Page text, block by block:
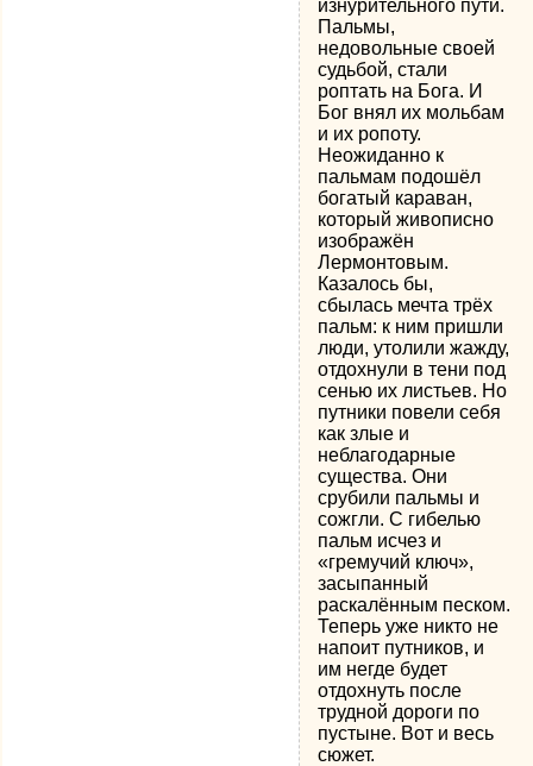
изнурительного пути.
Пальмы,
недовольные своей
судьбой, стали
роптать на Бога. И
Бог внял их мольбам
и их ропоту.
Неожиданно к
пальмам подошёл
богатый караван,
который живописно
изображён
Лермонтовым.
Казалось бы,
сбылась мечта трёх
пальм: к ним пришли
люди, утолили жажду,
отдохнули в тени под
сенью их листьев. Но
путники повели себя
как злые и
неблагодарные
существа. Они
срубили пальмы и
сожгли. С гибелью
пальм исчез и
«гремучий ключ»,
засыпанный
раскалённым песком.
Теперь уже никто не
напоит путников, и
им негде будет
отдохнуть после
трудной дороги по
пустыне. Вот и весь
сюжет.